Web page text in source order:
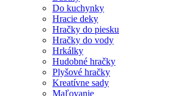
Do kuchynky
Hracie deky
Hračky do piesku
Hračky do vody
Hrkálky
Hudobné hračky
Plyšové hračky
Kreatívne sady
Maľovanie